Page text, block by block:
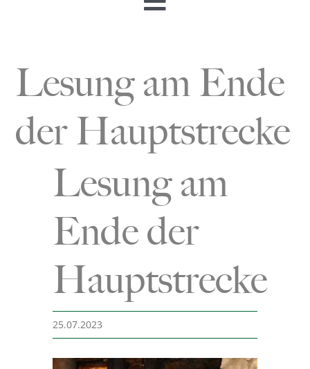
Toggle
Öffnungszeiten & Preise
Besucherbergwerk
Bergmannsweg
Hallo Kinder
Blog
Lesung am Ende
der Hauptstrecke
Lesung am
Ende der
Hauptstrecke
25.07.2023